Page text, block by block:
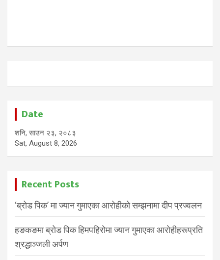
Date
शनि, साउन २३, २०८३
Sat, August 8, 2026
Recent Posts
‘ब्रोड पिक’ मा ज्यान गुमाएका आरोहीको सम्झनामा दीप प्रज्वलन
हङकङमा ब्रोड पिक हिमपहिरोमा ज्यान गुमाएका आरोहीहरूप्रति
श्रद्धाञ्जली अर्पण